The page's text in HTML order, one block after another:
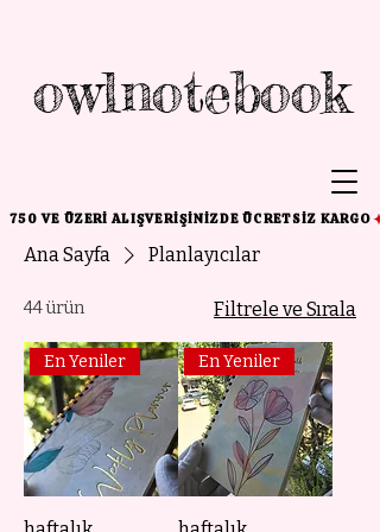
750 VE ÜZERI ALIŞVERIŞINIZDE ÜCRETSIZ KARGO
owlnotebook
Ana Sayfa Planlayıcılar
44 ürün Filtrele ve Sırala
En Yeniler En Yeniler